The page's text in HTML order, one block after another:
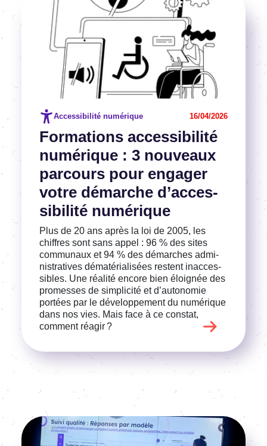
Forma­tions acces­si­bi­lité
numé­rique : 3 nouveaux
parcours pour enga­ger
votre démarche d’ac­ces­
si­bi­lité numé­rique
Accessibilité numérique 16/04/2026
Plus de 20 ans après la loi de 2005, les
chiffres sont sans appel : 96 % des sites
commu­naux et 94 % des démarches admi­
nis­tra­tives déma­té­ria­li­sées restent inac­ces­
sibles. Une réalité encore bien éloi­gnée des
promesses de simpli­cité et d’au­to­no­mie
portées par le déve­lop­pe­ment du numé­rique
dans nos vies. Mais face à ce constat,
comment réagir ?
Voir l'article
Voir l'article
Image